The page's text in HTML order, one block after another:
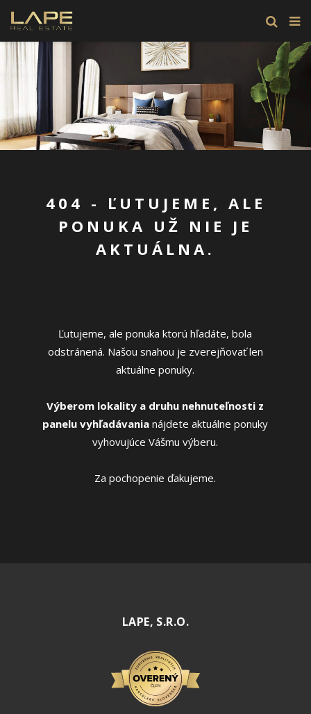
404 - ĽUTUJEME, ALE
PONUKA UŽ NIE JE
AKTUÁLNA.
Ľutujeme, ale ponuka ktorú hľadáte, bola
odstránená. Našou snahou je zverejňovať len
aktuálne ponuky.
Výberom lokality a druhu nehnuteľnosti z
panelu vyhľadávania nájdete aktuálne ponuky
vyhovujúce Vášmu výberu.
Za pochopenie ďakujeme.
LAPE, S.R.O.